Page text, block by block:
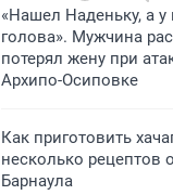
«Нашел Наденьку, а у
голова». Мужчина
потерял жену при
Архипо-Осиповке
Как приготовить
несколько рецептов
Барнаула